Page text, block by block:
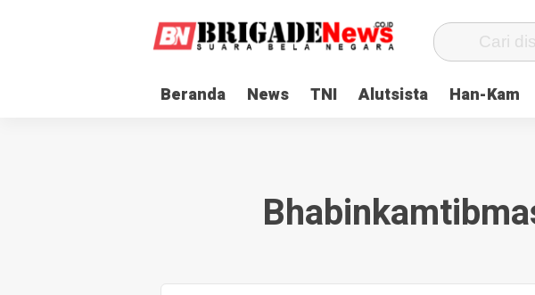
Beranda News TNI Alutsista Han-Kam